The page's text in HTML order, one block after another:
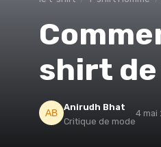
shirt
Anirudh Bhat
Critique de mode
4 mai